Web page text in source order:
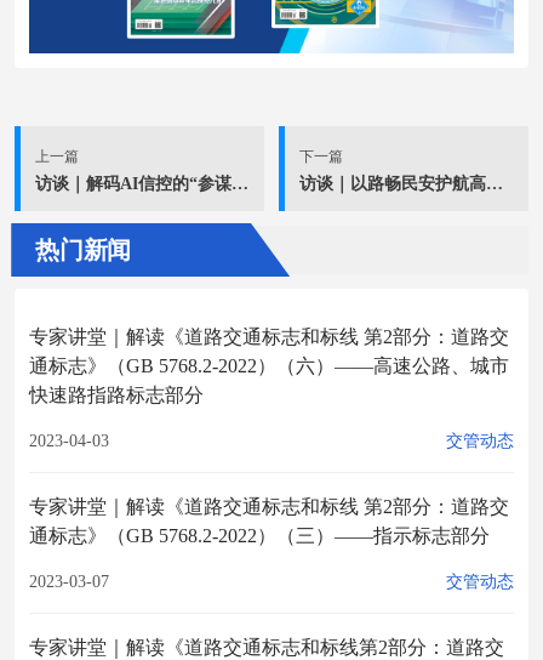
上一篇
访谈｜解码AI信控的“参谋”身份
下一篇
访谈｜以路畅民安护航高质量发展——访安徽省公安厅交通管理总队总队长郑旭东
热门新闻
专家讲堂｜解读《道路交通标志和标线 第2部分：道路交
通标志》（GB 5768.2-2022）（六）——高速公路、城市
快速路指路标志部分
2023-04-03 交管动态
专家讲堂｜解读《道路交通标志和标线 第2部分：道路交
通标志》（GB 5768.2-2022）（三）——指示标志部分
2023-03-07 交管动态
专家讲堂｜解读《道路交通标志和标线第2部分：道路交